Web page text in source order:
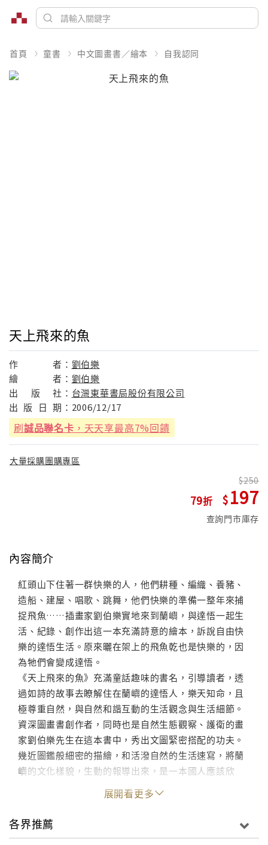
首頁 童書 中文圖畫書／繪本 自我認同
天上飛來的魚
作 者： 劉伯樂
繪
者： 劉伯樂
出
版 社： 台灣東華書局股份有限公司
出 版 日 期： 2006/12/17
刷誠品聯名卡 ，天天享最高7%回饋
大量採購團購專區
79
250
197
查詢門市庫存
內容簡介
紅頭山下住著一群快樂的人，他們耕種、編織、養豬、
造船、建屋、唱歌、跳舞，他們快樂的準備一整年來捕
捉飛魚……插畫家劉伯樂實地來到蘭嶼，與達悟一起生
活、紀錄、創作出這一本充滿詩意的繪本，訴說自由快
樂的達悟生活。原來曬在架上的飛魚乾也是快樂的，因
為牠們會變成達悟。
《天上飛來的魚》充滿童話趣味的書名，引導讀者，透
過如詩的故事去瞭解住在蘭嶼的達悟人，樂天知命，且
極尊重自然，與自然和諧互動的生活觀念與生活細節。
資深圖畫書創作者，同時也是自然生態觀察、護衛的畫
家劉伯樂先生在這本書中，秀出文圖緊密搭配的功夫。
幾近圖鑑般細密的描繪，和活潑自然的生活速寫，將蘭
嶼的文化樣貌，生動的報導出來，是一本國人應該欣
賞，也值得向國外推薦的圖畫書。
劉伯樂
展開看更多
各界推薦